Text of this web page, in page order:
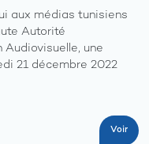
aux médias tunisiens
Autorité
Audiovisuelle, une
21 décembre 2022
Voir